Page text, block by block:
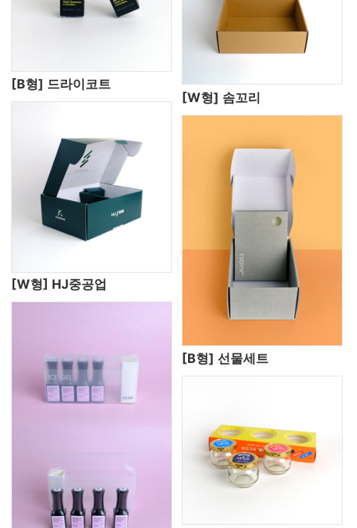
[B형] 드라이코트
[W형] 솜꼬리
[W형] HJ중공업
[B형] 선물세트